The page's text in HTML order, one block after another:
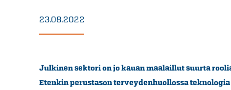
23.08.2022
Julkinen sektori on jo kauan maalaillut suurta
Etenkin perustason terveydenhuollossa